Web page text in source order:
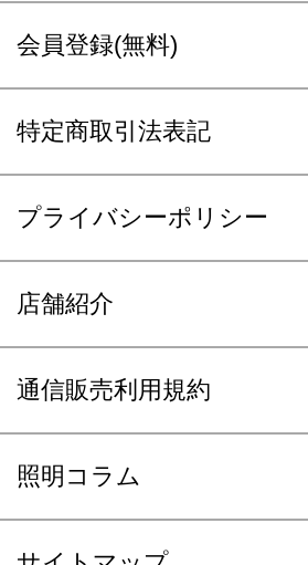
会員登録(無料)
特定商取引法表記
プライバシーポリシー
店舗紹介
通信販売利用規約
照明コラム